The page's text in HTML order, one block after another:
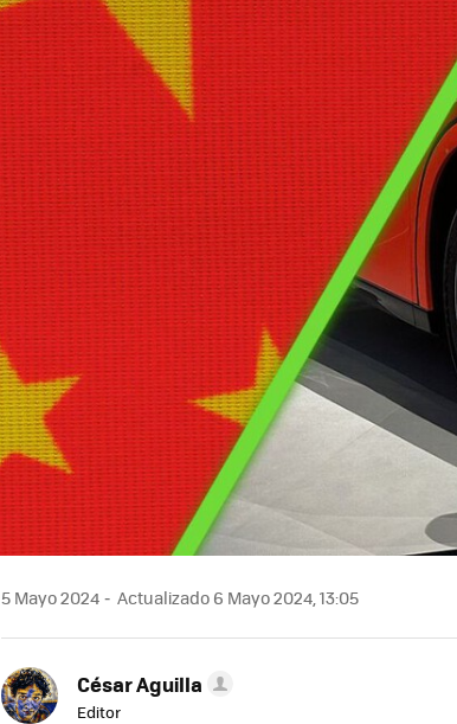
5 Mayo 2024 Actualizado 6 Mayo 2024, 13:05
César Aguilla
Editor